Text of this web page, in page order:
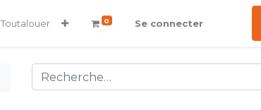
Toutalouer 0 Se connecter